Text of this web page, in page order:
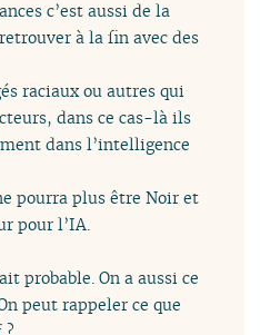
c’est aussi de la
à la fin avec des
raciaux ou autres qui
dans ce cas-là ils
dans l’intelligence
pourra plus être Noir et
pour l’IA.
probable. On a aussi ce
peut rappeler ce que